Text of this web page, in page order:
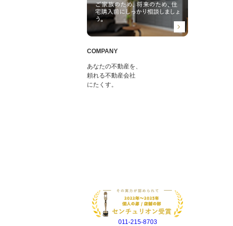
COMPANY
あなたの不動産を、
頼れる不動産会社
にたくす。
011-215-8703